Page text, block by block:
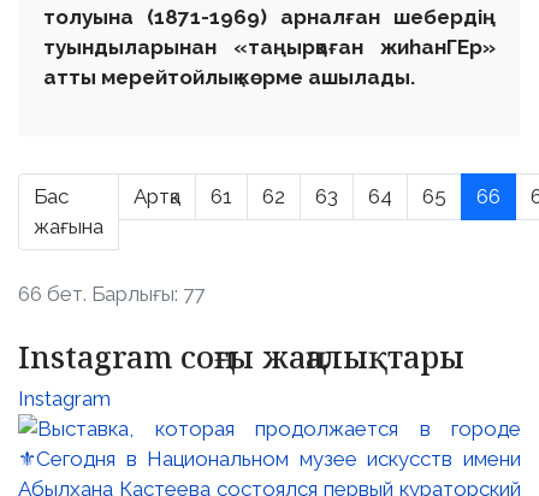
толуына (1871-1969) арналған шебердің
туындыларынан «таңырқаған жиһанГЕр»
атты мерейтойлық көрме ашылады.
Бас
жағына
Артқа 61 62 63 64 65 66
66 бет. Барлығы: 77
Instagram соңғы жаңалықтары
Instagram